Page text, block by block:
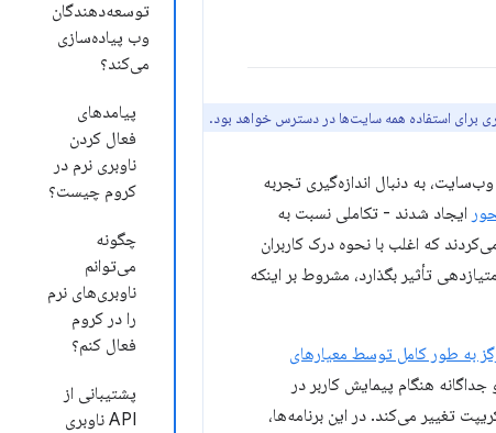
توسعه‌دهندگان
وب پیاده‌سازی
می‌کند؟
پیامدهای
فعال کردن
ناوبری نرم در
کروم چیست؟
چگونه
می‌توانم
ناوبری‌های نرم
را در کروم
فعال کنم؟
پشتیبانی از
API ناوبری
برای استفاده همه سایت‌ها در دسترس خواهد بود.
به دنبال اندازه‌گیری تجربه
ایجاد شدند - تکاملی نسبت به
که اغلب با نحوه درک کاربران
تأثیر بگذارد، مشروط بر اینکه
به طور کامل توسط معیارهای
هنگام پیمایش کاربر در
تغییر می‌کند. در این برنامه‌ها،